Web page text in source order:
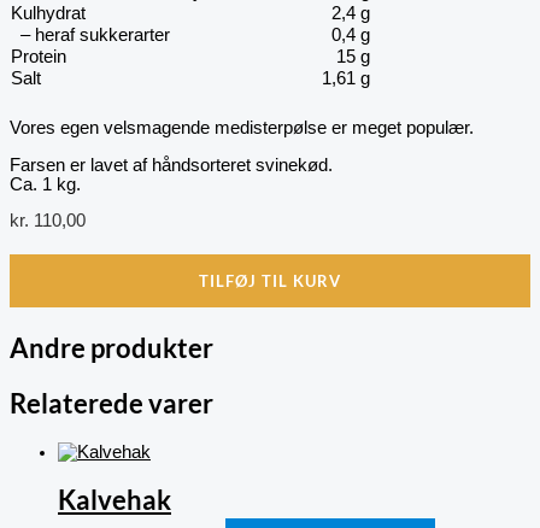
Kulhydrat
2,4 g
– heraf sukkerarter
0,4 g
Protein
15 g
Salt
1,61 g
Vores egen velsmagende medisterpølse er meget populær.
Farsen er lavet af håndsorteret svinekød.
Ca. 1 kg.
kr. 110,00
TILFØJ TIL KURV
Andre produkter
Relaterede varer
Kalvehak